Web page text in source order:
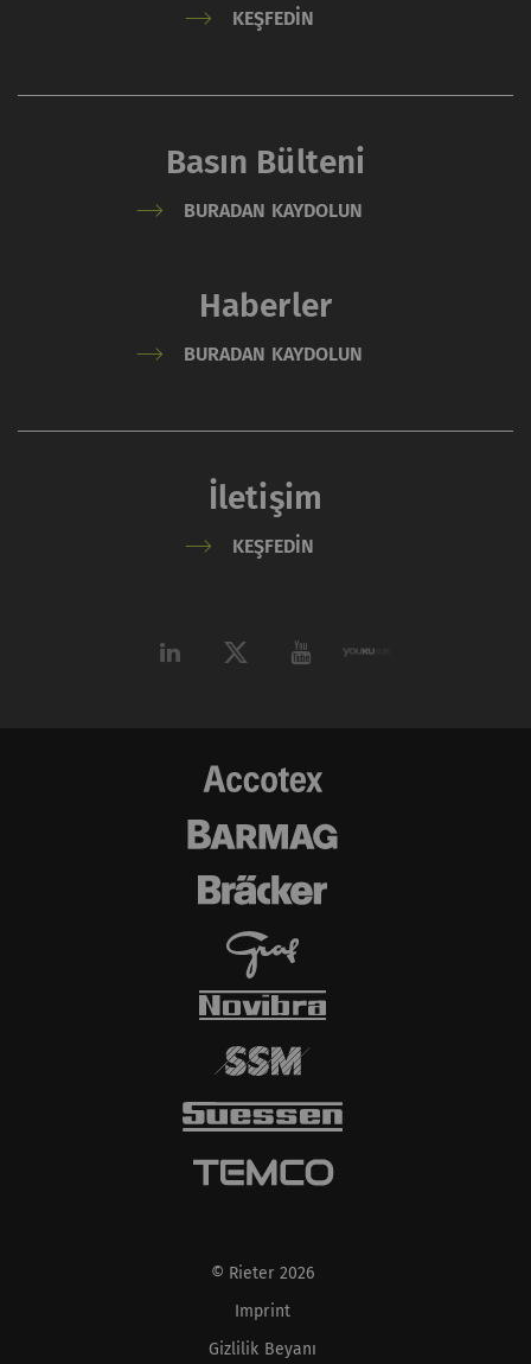
KEŞFEDIN
Basın Bülteni
BURADAN KAYDOLUN
Haberler
BURADAN KAYDOLUN
İletişim
KEŞFEDIN
© Rieter 2026
Imprint
Gizlilik Beyanı